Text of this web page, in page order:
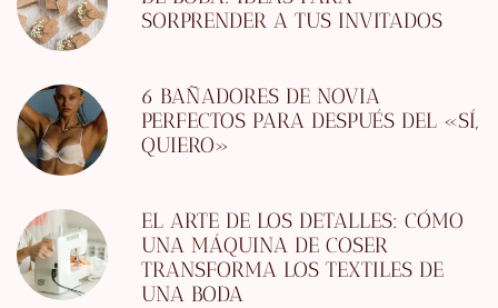
SORPRENDER A TUS INVITADOS
6 BAÑADORES DE NOVIA
PERFECTOS PARA DESPUÉS DEL «SÍ,
QUIERO»
EL ARTE DE LOS DETALLES: CÓMO
UNA MÁQUINA DE COSER
TRANSFORMA LOS TEXTILES DE
UNA BODA